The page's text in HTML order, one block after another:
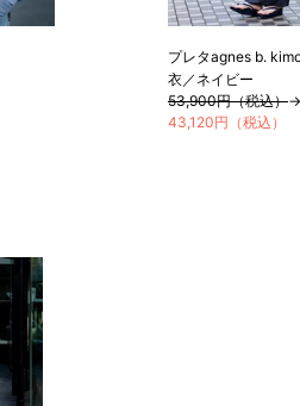
プレタagnes b.
衣／ネイビー
53,900円（税込）→
43,120円（税込）